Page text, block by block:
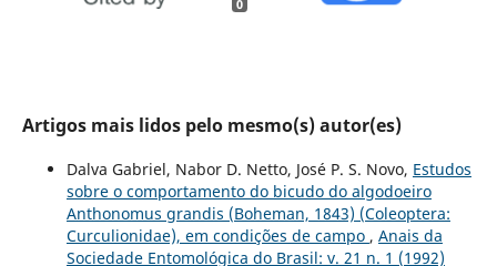
0
Artigos mais lidos pelo mesmo(s) autor(es)
Dalva Gabriel, Nabor D. Netto, José P. S. Novo, Estudos
sobre o comportamento do bicudo do algodoeiro
Anthonomus grandis (Boheman, 1843) (Coleoptera:
Curculionidae), em condições de campo , Anais da
Sociedade Entomológica do Brasil: v. 21 n. 1 (1992)